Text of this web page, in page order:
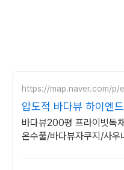
https://map.naver.com/p/
압도적 바다뷰 하이엔
자쿠지 상시 무료
바다뷰200평 프라이빗독
온수풀/바다뷰자쿠지/사